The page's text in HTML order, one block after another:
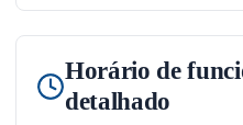
Horário de
detalhado